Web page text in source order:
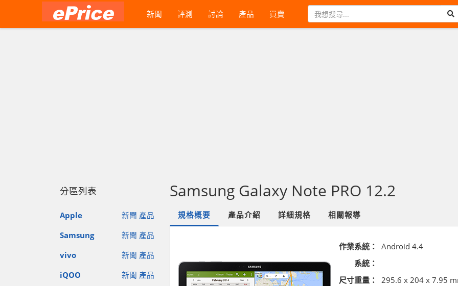
新聞 評測 討論 產品 買賣
分區列表
Apple 新聞 產品
Samsung
新聞 產品
vivo
新聞 產品
iQOO
新聞 產品
Samsung Galaxy Note PRO 12.2
規格概要 產品介紹 詳細規格 相關報導
作業系統：
Android 4.4
系統：
尺寸重量：
295.6 x 204 x 7.95